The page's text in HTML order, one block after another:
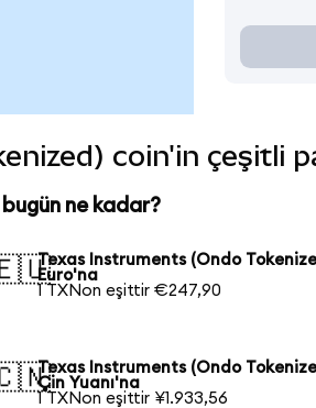
coin'in çeşitli
ne kadar?
Texas Instruments (Ondo
Euro'na
1 TXNon eşittir €247,90
Texas Instruments (Ondo
Çin Yuanı'na
1 TXNon eşittir ¥1.933,56